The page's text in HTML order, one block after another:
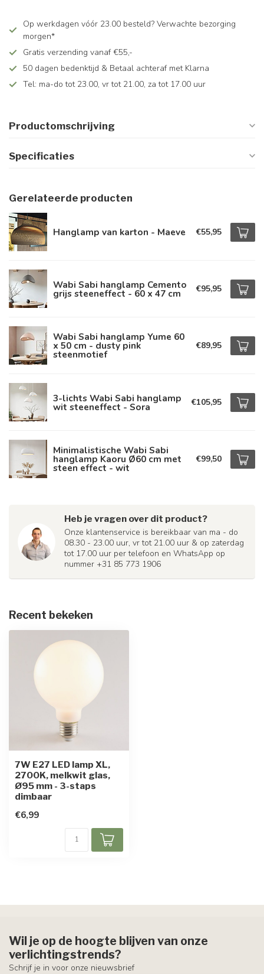
Op werkdagen vóór 23.00 besteld? Verwachte bezorging
morgen*
Gratis verzending vanaf €55,-
50 dagen bedenktijd & Betaal achteraf met Klarna
Tel: ma-do tot 23.00, vr tot 21.00, za tot 17.00 uur
Productomschrijving
Specificaties
Gerelateerde producten
Hanglamp van karton - Maeve €55,95
Wabi Sabi hanglamp Cemento
grijs steeneffect - 60 x 47 cm €95,95
Wabi Sabi hanglamp Yume 60
x 50 cm - dusty pink
steenmotief
€89,95
3-lichts Wabi Sabi hanglamp
wit steeneffect - Sora €105,95
Minimalistische Wabi Sabi
hanglamp Kaoru Ø60 cm met
steen effect - wit
€99,50
Heb je vragen over dit product?
Onze klantenservice is bereikbaar van ma - do
08.30 - 23.00 uur, vr tot 21.00 uur & op zaterdag
tot 17.00 uur per telefoon en WhatsApp op
nummer +31 85 773 1906
Recent bekeken
7W E27 LED lamp XL,
2700K, melkwit glas,
Ø95 mm - 3-staps
dimbaar
€6,99
Wil je op de hoogte blijven van onze
verlichtingstrends?
Schrijf je in voor onze nieuwsbrief